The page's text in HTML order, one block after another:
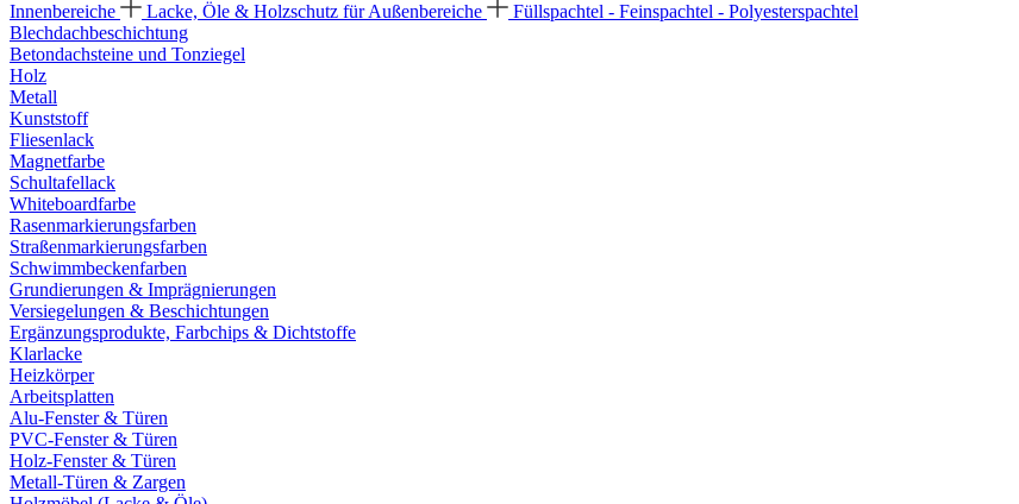
Innenbereiche
Lacke, Öle & Holzschutz für Außenbereiche
Füllspachtel - Feinspachtel - Polyesterspachtel
Blechdachbeschichtung
Betondachsteine und Tonziegel
Holz
Metall
Kunststoff
Fliesenlack
Magnetfarbe
Schultafellack
Whiteboardfarbe
Rasenmarkierungsfarben
Straßenmarkierungsfarben
Schwimmbeckenfarben
Grundierungen & Imprägnierungen
Versiegelungen & Beschichtungen
Ergänzungsprodukte, Farbchips & Dichtstoffe
Klarlacke
Heizkörper
Arbeitsplatten
Alu-Fenster & Türen
PVC-Fenster & Türen
Holz-Fenster & Türen
Metall-Türen & Zargen